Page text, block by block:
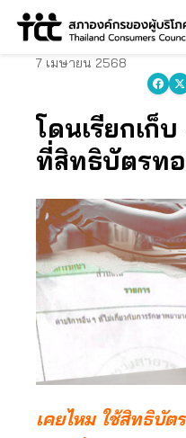
Skip
7 เมษายน 2568
โดนเรียกเก็
ที่สิทธิบัตรท
เคยไหม ใช้สิทธิบัต